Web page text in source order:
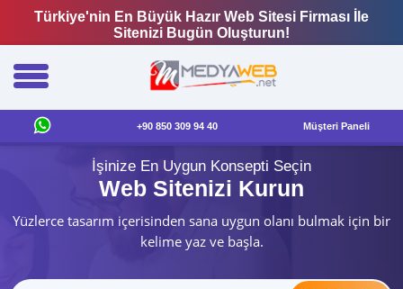
Türkiye'nin En Büyük Hazır Web Sitesi Firması İle
Sitenizi Bugün Oluşturun!
+90 850 309 94 40 Müşteri Paneli
İşinize En Uygun Konsepti Seçin
Web Sitenizi Kurun
Yüzlerce tasarım içerisinden sana uygun olanı bulmak için bir
kelime yaz ve başla.